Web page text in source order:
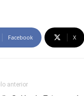
Facebook X
anterior